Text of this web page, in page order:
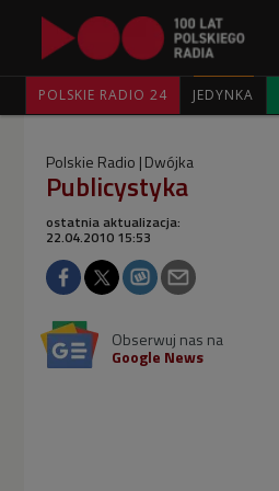
POLSKIE RADIO 24 JEDYNKA
Polskie Radio Dwójka
Publicystyka
ostatnia aktualizacja:
22.04.2010 15:53
Obserwuj nas na
Google News